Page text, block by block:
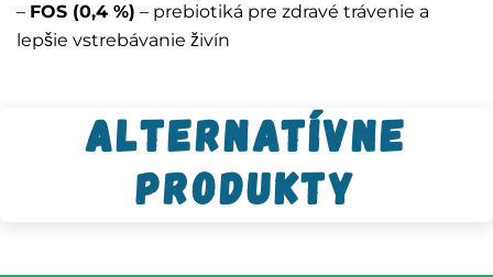
– FOS (0,4 %) – prebiotiká pre zdravé trávenie a
lepšie vstrebávanie živín
Alternatívne
produkty